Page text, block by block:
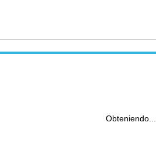
Obteniendo...